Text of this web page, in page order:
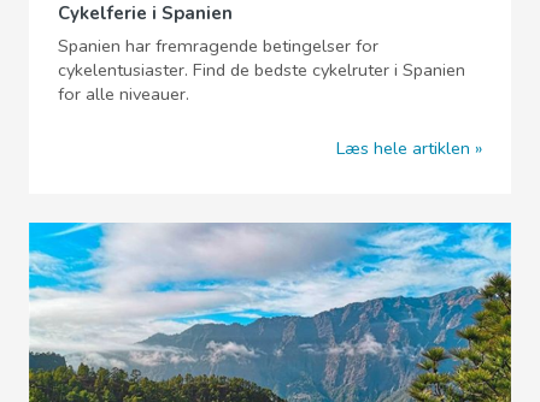
Cykelferie i Spanien
Spanien har fremragende betingelser for
cykelentusiaster. Find de bedste cykelruter i Spanien
for alle niveauer.
Læs hele artiklen